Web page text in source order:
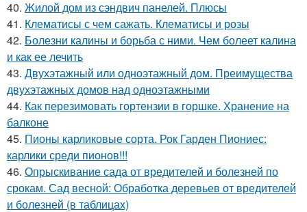
40. Жилой дом из сэндвич панелей. Плюсы
41. Клематисы с чем сажать. Клематисы и розы
42. Болезни калины и борьба с ними. Чем болеет калина
и как ее лечить
43. Двухэтажный или одноэтажный дом. Преимущества
двухэтажных домов над одноэтажными
44. Как перезимовать гортензии в горшке. Хранение на
балконе
45. Пионы карликовые сорта. Рок Гарден Пиониес:
карлики среди пионов!!!
46. Опрыскивание сада от вредителей и болезней по
срокам. Сад весной: Обработка деревьев от вредителей
и болезней (в таблицах)